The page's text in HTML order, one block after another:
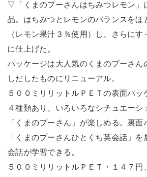
▽「くまのプーさんはちみつレモン」
品。はちみつとレモンのバランスをほ
（レモン果汁３％使用）し、さらに
に仕上げた。
パッケージは大人気のくまのプーさん
しだしたものにリニューアル。
５００ミリリットルＰＥＴの表面パッ
４種類あり、いろいろなシチュエーシ
「くまのプーさん」が楽しめる。裏面
「くまのプーさんひとくち英会話」
会話が学習できる。
５００ミリリットルＰＥＴ・１４７円